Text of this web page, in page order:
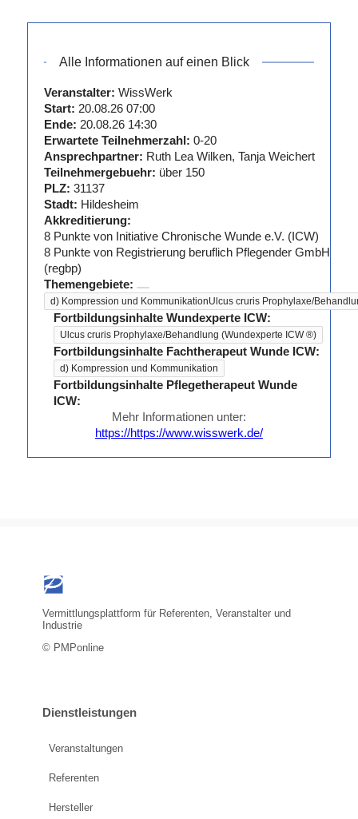
Alle Informationen auf einen Blick
Veranstalter: WissWerk
Start: 20.08.26 07:00
Ende: 20.08.26 14:30
Erwartete Teilnehmerzahl: 0-20
Ansprechpartner: Ruth Lea Wilken, Tanja Weichert
Teilnehmergebuehr: über 150
PLZ: 31137
Stadt: Hildesheim
Akkreditierung:
8Punkte von Initiative Chronische Wunde e.V. (ICW)
8Punkte von Registrierung beruflich Pflegender GmbH
(regbp)
Themengebiete:
d) Kompression und KommunikationUlcus cruris Prophylaxe/
Fortbildungsinhalte Wundexperte ICW:
Ulcus cruris Prophylaxe/Behandlung (Wundexperte ICW ®)
Fortbildungsinhalte Fachtherapeut Wunde ICW:
d) Kompression und Kommunikation
Fortbildungsinhalte Pflegetherapeut Wunde
ICW:
Mehr Informationen unter:
https://https://www.wisswerk.de/
Vermittlungsplattform für Referenten, Veranstalter und
Industrie
© PMPonline
Dienstleistungen
Veranstaltungen
Referenten
Hersteller